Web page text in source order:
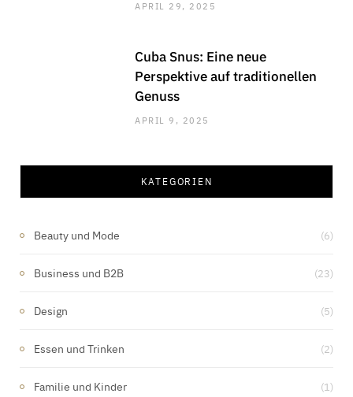
APRIL 29, 2025
Cuba Snus: Eine neue
Perspektive auf traditionellen
Genuss
APRIL 9, 2025
KATEGORIEN
Beauty und Mode (6)
Business und B2B (23)
Design (5)
Essen und Trinken (2)
Familie und Kinder (1)